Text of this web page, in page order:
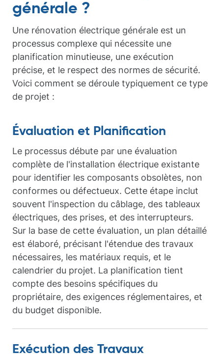
générale ?
Une rénovation électrique générale est un
processus complexe qui nécessite une
planification minutieuse, une exécution
précise, et le respect des normes de sécurité.
Voici comment se déroule typiquement ce type
de projet :
Évaluation et Planification
Le processus débute par une évaluation
complète de l'installation électrique existante
pour identifier les composants obsolètes, non
conformes ou défectueux. Cette étape inclut
souvent l'inspection du câblage, des tableaux
électriques, des prises, et des interrupteurs.
Sur la base de cette évaluation, un plan détaillé
est élaboré, précisant l'étendue des travaux
nécessaires, les matériaux requis, et le
calendrier du projet. La planification tient
compte des besoins spécifiques du
propriétaire, des exigences réglementaires, et
du budget disponible.
Exécution des Travaux